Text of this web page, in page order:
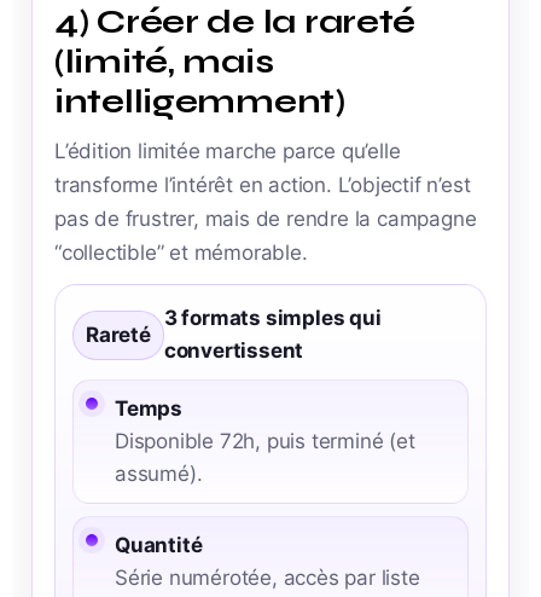
4) Créer de la rareté
(limité, mais
intelligemment)
L’édition limitée marche parce qu’elle
transforme l’intérêt en action. L’objectif n’est
pas de frustrer, mais de rendre la campagne
“collectible” et mémorable.
Rareté
3 formats simples qui
convertissent
Temps
Disponible 72h, puis terminé (et
assumé).
Quantité
Série numérotée, accès par liste